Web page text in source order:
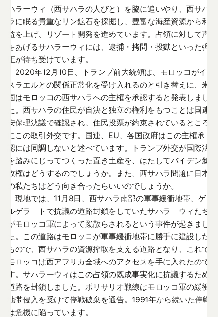
ハラーウィ（西サハラの人びと）を脇に追いやり、西サハ
ラに眠る貴重なリン鉱石を採掘し、豊富な海産資源から利
益を上げ、リゾート開発を進めています。占領に対して声
をあげるサハラーウィには、逮捕・拷問・投獄といった弾
圧が待ち受けています。
2020年12月10日、トランプ前大統領は、モロッコがイ
スラエルとの関係正常化を受け入れるのと引き替えに、米
国はモロッコの西サハラへの主権を承認すると発表しまし
た。西サハラの住民が自決と独立の権利をもつことは国連
安保理決議で確認され、住民投票が約束されているところ
にこの取引外交です。国連、EU、各国政府はこの主権承
認には同調しないと述べています。トランプ外交が国際法
を踏みにじってつくった置き土産を、はたしてバイデン新
政権はどうするのでしょうか。また、西サハラ問題に日本
の私たちはどう向き合ったらいいのでしょうか。
現地では、11月8日、西サハラ南部の軍事緩衝地帯、ゲ
ルゲラートで抗議の道路封鎖をしていたサハラーウィたち
がモロッコ軍によって蹴散らされるという事件が起きまし
た。この道路はモロッコが軍事緩衝地帯に勝手に建設した
もので、西サハラの資源搾取を支える道路となり、これで
モロッコは西アフリカ全域へのアクセスを手に入れたので
す。サハラーウィはこの占領の既成事実化に抗議するため
道路を封鎖しました。ポリサリオ戦線はモロッコ軍の緩衝
地帯侵入を受けて停戦破棄を通告。1991年から続いた停戦
は危機に陥っています。